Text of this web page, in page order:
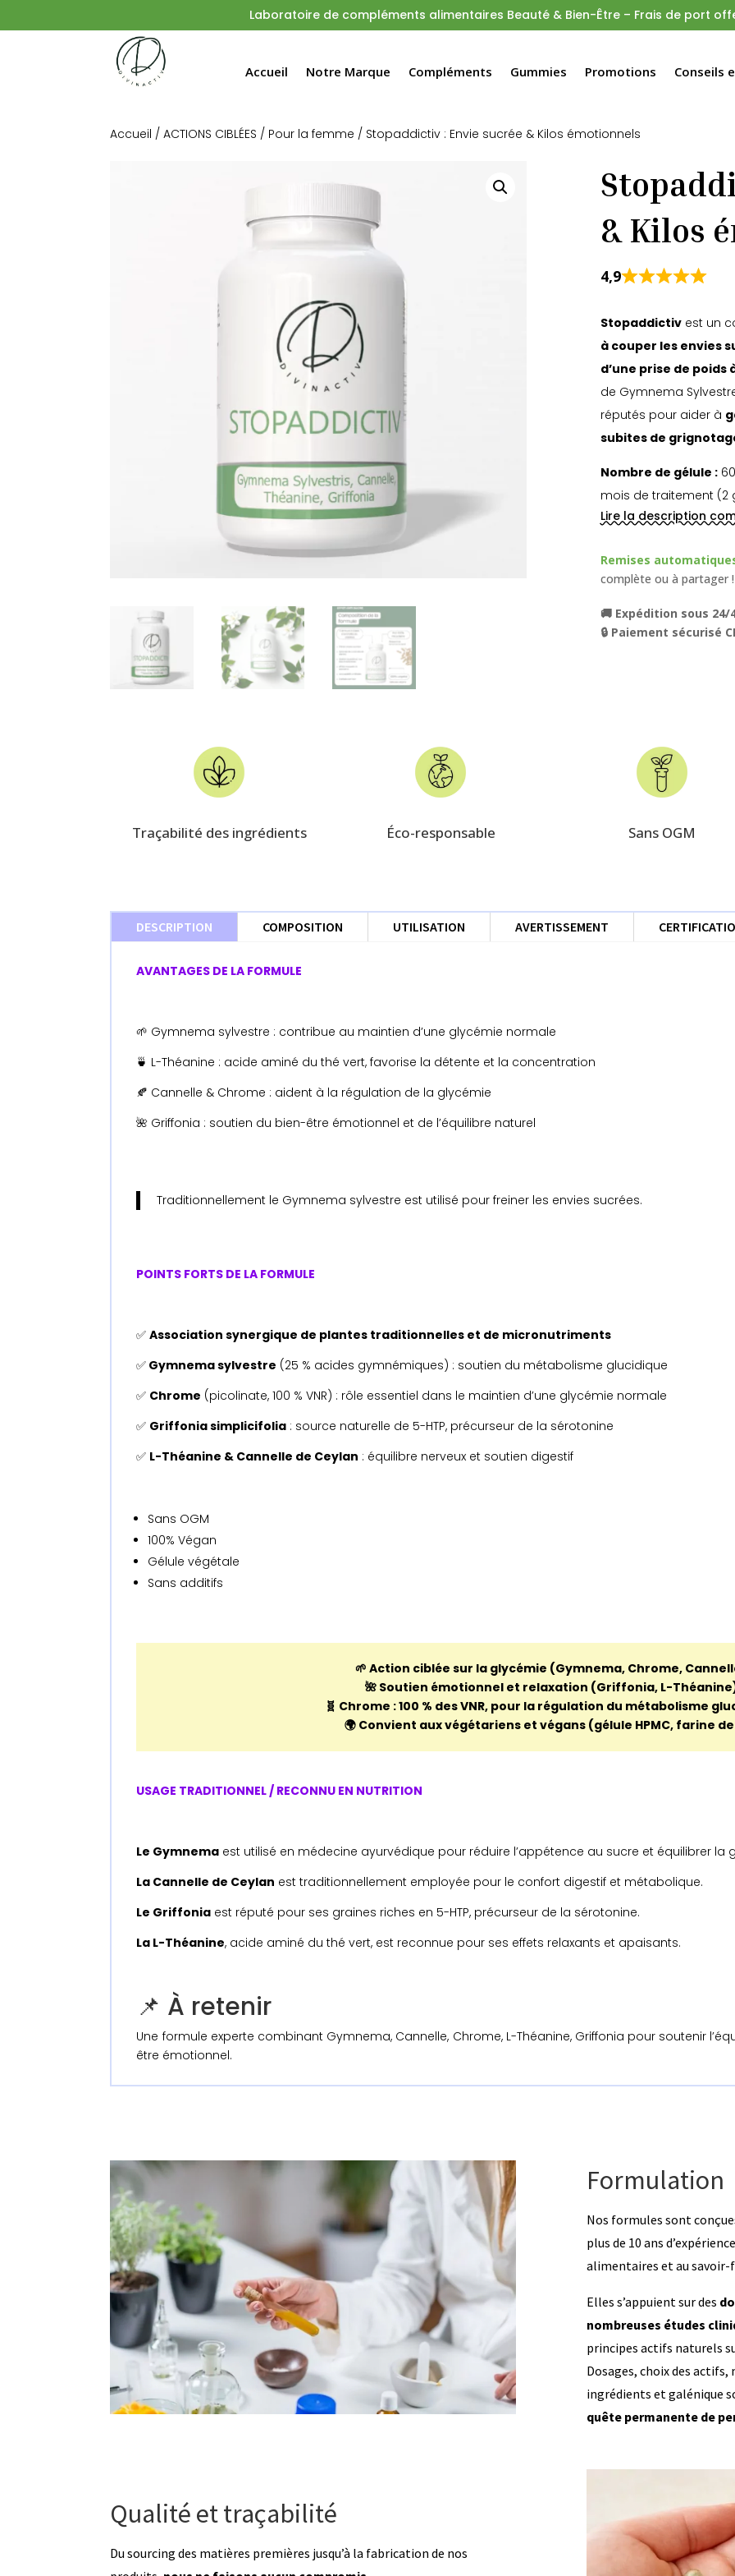
Laboratoirede compléments alimentaires Beauté & Bien-Être – Frais de port
Accueil Notre Marque Compléments Gummies Promotions Conseils
Accueil /ACTIONS CIBLÉES / Pour la femme / Stopaddictiv : Envie sucrée & Kilos émotionnels
& Kilos
4,9
Stopaddictivest un
à couper les envies
d’une prise de poids
de Gymnema
réputés pour aider à
subites de
Nombre de gélule :
mois de traitement (2
Lire la description
Remises
complète ou à partager !
🚚 Expédition sous
🔒 Paiement sécurisé
Traçabilité des ingrédients Éco-responsable Sans OGM
DESCRIPTION COMPOSITION UTILISATION AVERTISSEMENT
AVANTAGES DE LA FORMULE
🌱 Gymnema sylvestre : contribue au maintien d’une glycémie normale
🍵 L-Théanine : acide aminé du thé vert, favorise la détente et la concentration
🍂 Cannelle & Chrome : aident à la régulation de la glycémie
🌺 Griffonia : soutien du bien-être émotionnel et de l’équilibre naturel
Traditionnellement le Gymnema sylvestre est utilisé pour freiner les envies sucrées.
POINTS FORTS DE LA FORMULE
✅Association synergique de plantes traditionnelles et de micronutriments
✅ Gymnema sylvestre (25 % acides gymnémiques) : soutien du métabolisme glucidique
✅ Chrome (picolinate, 100 % VNR) : rôle essentiel dans le maintien d’une glycémie normale
✅ Griffonia simplicifolia : source naturelle de 5-HTP, précurseur de la sérotonine
✅ L-Théanine & Cannelle de Ceylan : équilibre nerveux et soutien digestif
Sans OGM
100% Végan
Gélule végétale
Sans additifs
🌱 Action ciblée sur la glycémie (Gymnema, Chrome,
🌺 Soutien émotionnel et relaxation (Griffonia, L-
🧬 Chrome : 100 % des VNR, pour la régulation du métabolisme
🌍 Convient aux végétariens et végans (gélule HPMC, farine
USAGE TRADITIONNEL / RECONNU EN NUTRITION
Le Gymnema est utilisé en médecine ayurvédique pour réduire l’appétence au sucre et équilibrer la
La Cannelle de Ceylan est traditionnellement employée pour le confort digestif et métabolique.
Le Griffonia est réputé pour ses graines riches en 5-HTP, précurseur de la sérotonine.
La L-Théanine, acide aminé du thé vert, est reconnue pour ses effets relaxants et apaisants.
📌 À retenir
Une formule experte combinant Gymnema, Cannelle, Chrome, L-Théanine, Griffonia pour soutenir
être émotionnel.
Formulation
Nos formules sont
plus de 10 ans
alimentaires et au
Elles s’appuient sur des
nombreuses études
principes actifs naturels
Dosages, choix des
ingrédients et galénique
quête permanente de
Qualité et traçabilité
Du sourcing des matières premières jusqu’à la fabrication de nos